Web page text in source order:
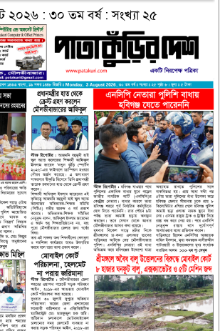
২০২৬ : ৩০ তম বর্ষ : সংখ্যা ২৫